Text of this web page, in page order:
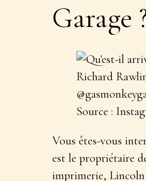
Garage
Richard
Source :
Vous êtes-vous
est le propriétaire
imprimerie, Lincoln